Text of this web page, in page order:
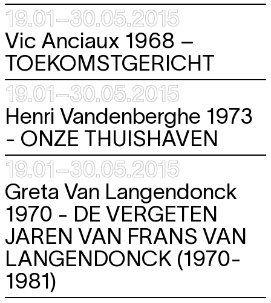
19.01–30.05.2015
Vic Anciaux 1968 –
TOEKOMSTGERICHT
19.01–30.05.2015
Henri Vandenberghe 1973
- ONZE THUISHAVEN
19.01–30.05.2015
Greta Van Langendonck
1970 - DE VERGETEN
JAREN VAN FRANS VAN
LANGENDONCK (1970-
1981)